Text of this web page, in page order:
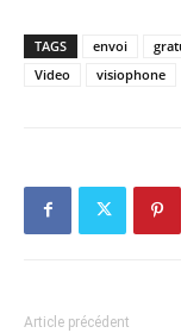
TAGS envoi
Video
visiophone
Article précédent